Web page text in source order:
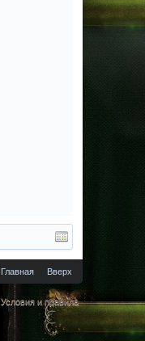
Главная Вверх
Условия и правила